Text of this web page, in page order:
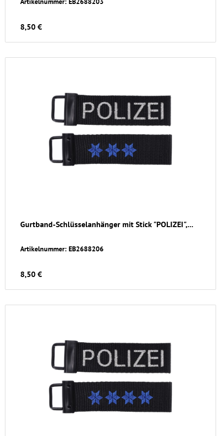
8,50 €
Gurtband-Schlüsselanhänger mit Stick "POLIZEI",...
Artikelnummer: EB2688206
8,50 €